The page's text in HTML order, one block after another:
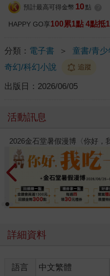
預計最高可得金幣 10 點
HAPPY GO享100累1點 4點抵
分類： 電子書 ＞ 童書/青少
奇幻/科幻小說
追蹤
出版日： 2026/06/05
活動訊息
點〉第二波 金石
詳細資料
語言 中文繁體